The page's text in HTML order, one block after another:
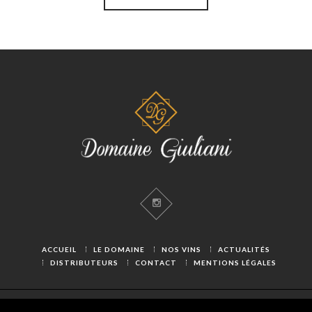
ACCUEIL LE DOMAINE NOS VINS
ACTUALITÉS
DISTRIBUTEURS
CONTACT MENTIONS LÉGALES